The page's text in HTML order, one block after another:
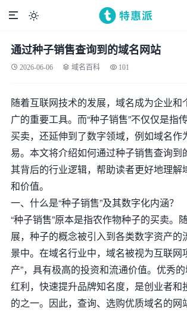

通过种子销售查询到的域名网站
2026-06-06 域名百科 101
随着互联网技术的发展，域名成为企业和
广的重要工具。而“种子销售”不仅仅是指
买卖，还延伸到了数字领域，例如域名作
易。本文将介绍如何通过种子销售查询到
其背后的行业逻辑，帮助读者更好地理解
和价值。
一、什么是“种子销售”及其数字化内涵？
“种子销售”原本是指农作物种子的买卖。
展，种子的概念被引入到各类数字资产的
景中。在域名行业中，域名被视为互联网
产”，具有极高的投资和流通价值。优秀
红利，快速提升品牌知名度，是创业者和
的之一。因此，查询、选购优质域名的网